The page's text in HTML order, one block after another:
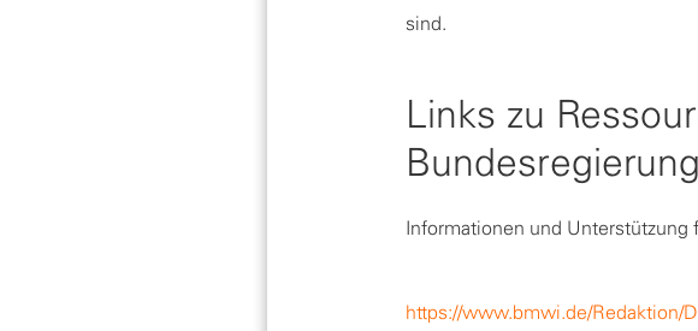
sind.
Links zu
Bundesregierung
Informationen und Unterstützung
https://www.bmwi.de/Redaktion/